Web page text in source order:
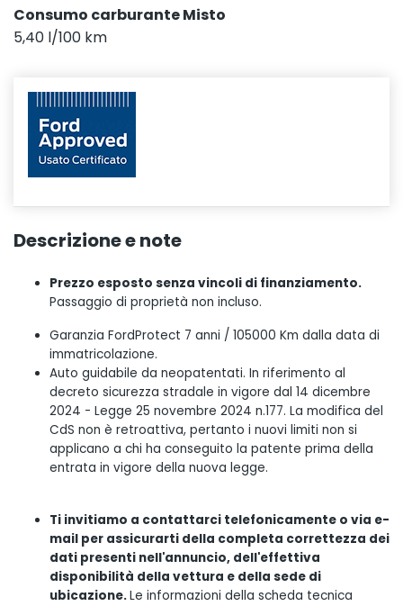
Consumo carburante Misto
5,40 l/100 km
Descrizione e note
Prezzo esposto senza vincoli di finanziamento.
Passaggio di proprietà non incluso.
Garanzia FordProtect 7 anni / 105000 Km dalla data di
immatricolazione.
Auto guidabile da neopatentati. In riferimento al
decreto sicurezza stradale in vigore dal 14 dicembre
2024 - Legge 25 novembre 2024 n.177. La modifica del
CdS non è retroattiva, pertanto i nuovi limiti non si
applicano a chi ha conseguito la patente prima della
entrata in vigore della nuova legge.
Ti invitiamo a contattarci telefonicamente o via e-
mail per assicurarti della completa correttezza dei
dati presenti nell'annuncio, dell'effettiva
disponibilità della vettura e della sede di
ubicazione.Le informazioni della scheda tecnica